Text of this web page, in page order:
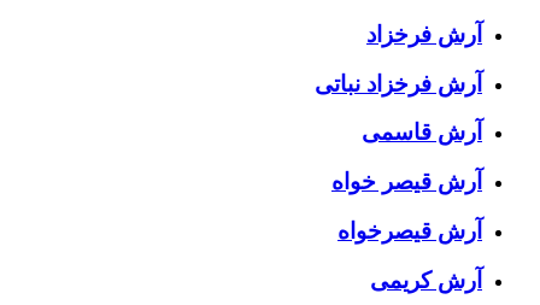
آرش فرخزاد
آرش فرخزاد نباتی
آرش قاسمی
آرش قیصر خواه
آرش قیصرخواه
آرش کریمی